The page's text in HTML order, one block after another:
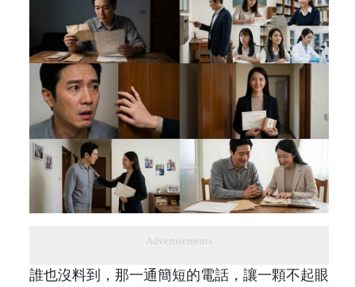
Advertisements
誰也沒料到，那一通簡短的電話，讓一顆不起眼